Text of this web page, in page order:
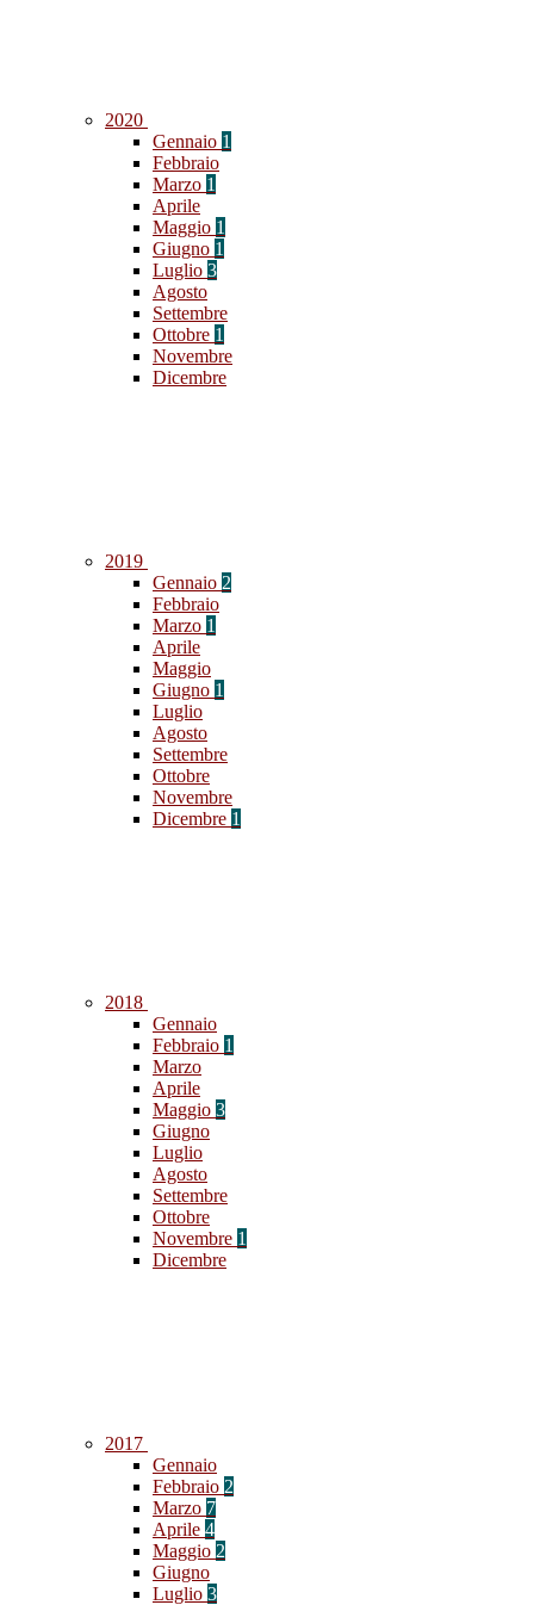
2020
Gennaio 1
Febbraio
Marzo 1
Aprile
Maggio 1
Giugno 1
Luglio 3
Agosto
Settembre
Ottobre 1
Novembre
Dicembre
2019
Gennaio 2
Febbraio
Marzo 1
Aprile
Maggio
Giugno 1
Luglio
Agosto
Settembre
Ottobre
Novembre
Dicembre 1
2018
Gennaio
Febbraio 1
Marzo
Aprile
Maggio 3
Giugno
Luglio
Agosto
Settembre
Ottobre
Novembre 1
Dicembre
2017
Gennaio
Febbraio 2
Marzo 7
Aprile 4
Maggio 2
Giugno
Luglio 3